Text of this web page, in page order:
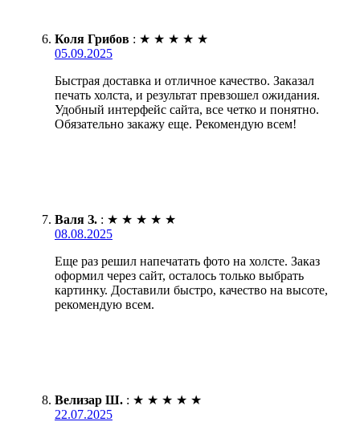
Коля Грибов : ★ ★ ★ ★ ★
05.09.2025
Быстрая доставка и отличное качество. Заказал
печать холста, и результат превзошел ожидания.
Удобный интерфейс сайта, все четко и понятно.
Обязательно закажу еще. Рекомендую всем!
Валя З. : ★ ★ ★ ★ ★
08.08.2025
Еще раз решил напечатать фото на холсте. Заказ
оформил через сайт, осталось только выбрать
картинку. Доставили быстро, качество на высоте,
рекомендую всем.
Велизар Ш. : ★ ★ ★ ★ ★
22.07.2025